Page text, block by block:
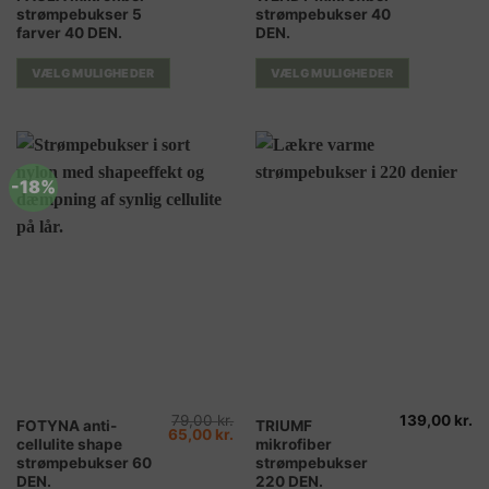
strømpebukser 5
farver 40 DEN.
VÆLG MULIGHEDER
vare
har
flere
varianter.
kan
vælges
på
varesiden
strømpebukser 40
DEN.
VÆLG MULIGHEDER
vare
har
flere
varianter.
kan
vælges
på
-18%
FOTYNA anti-
cellulite shape
strømpebukser 60
DEN.
79,00kr.
Den
oprindelige
65,00 kr. Den
aktuelle
pris
Dette
vare
har
TRIUMF
mikrofiber
strømpebukser
220 DEN.
139,00 kr.
Dette
vare
har